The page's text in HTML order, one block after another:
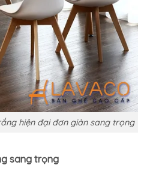
hiện đại đơn giản sang trọng
sang trọng